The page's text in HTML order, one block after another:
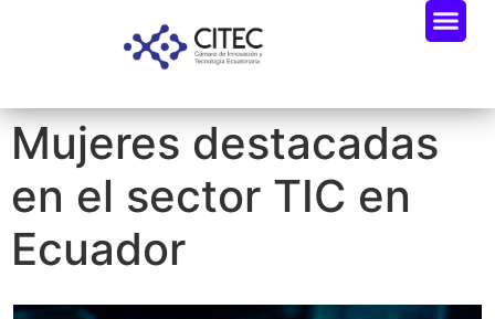
Mujeres destacadas
en el sector TIC en
Ecuador